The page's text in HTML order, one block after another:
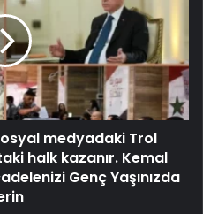
medyadaki Trol
halk kazanır. Kemal
Genç Yaşınızda